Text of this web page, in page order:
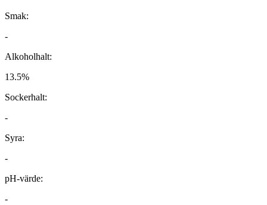
Smak:
-
Alkoholhalt:
13.5%
Sockerhalt:
-
Syra:
-
pH-värde:
-